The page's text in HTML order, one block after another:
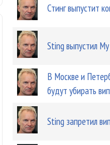
Стинг выпустит
Sting выпустил
В Москве и
будут убирать
Sting запретил